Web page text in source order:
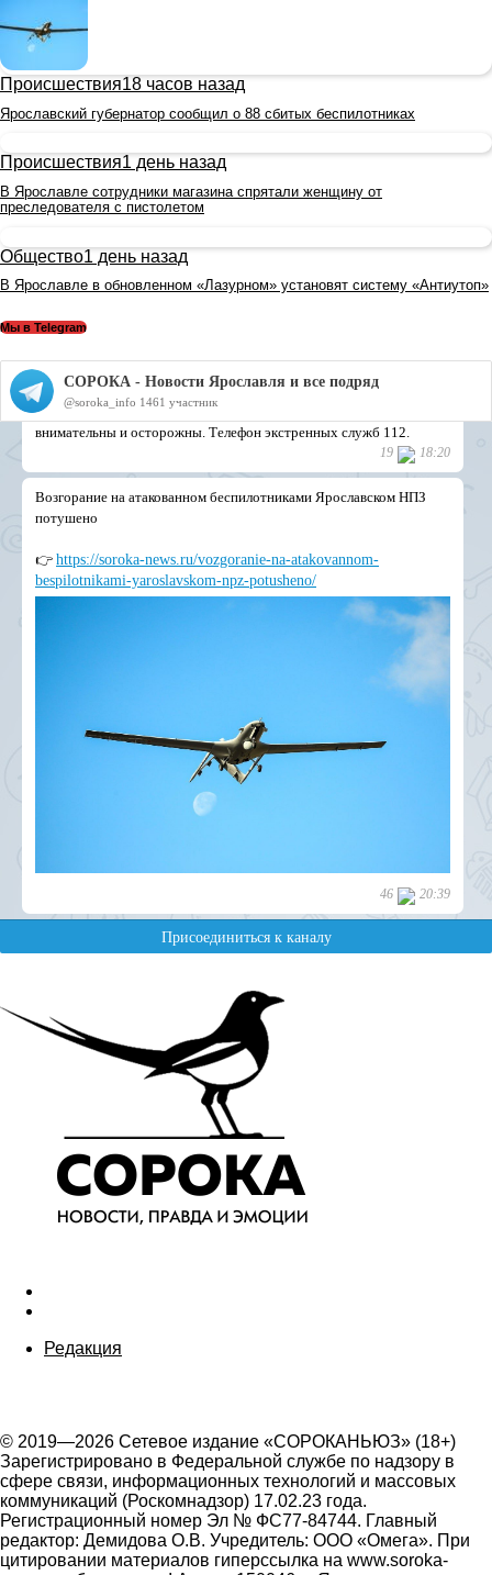
Происшествия18 часов назад
Ярославский губернатор сообщил о 88 сбитых беспилотниках
Происшествия1 день назад
В Ярославле сотрудники магазина спрятали женщину от
преследователя с пистолетом
Общество1 день назад
В Ярославле в обновленном «Лазурном» установят систему «Антиутоп»
Мы в Telegram
Редакция
© 2019—2026 Сетевое издание «СОРОКАНЬЮЗ» (18+)
Зарегистрировано в Федеральной службе по надзору в
сфере связи, информационных технологий и массовых
коммуникаций (Роскомнадзор) 17.02.23 года.
Регистрационный номер Эл № ФС77-84744. Главный
редактор: Демидова О.В. Учредитель: ООО «Омега». При
цитировании материалов гиперссылка на www.soroka-